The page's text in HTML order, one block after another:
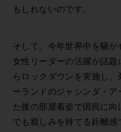
もしれないのです。
そして、今年世界中を騒
女性リーダーの活躍が話
らロックダウンを実施し
ーランドのジャシンダ・
た後の部屋着姿で国民に
でも親しみを持てる距離